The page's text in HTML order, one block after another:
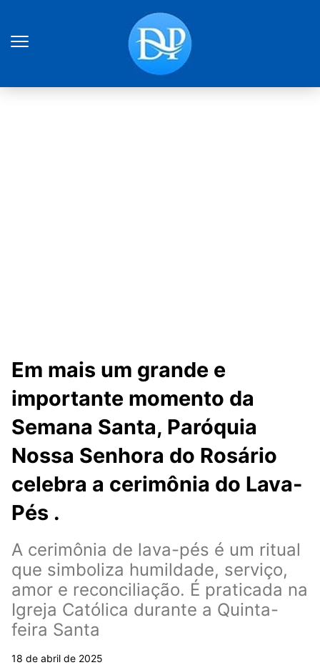
Em mais um grande e
importante momento da
Semana Santa, Paróquia
Nossa Senhora do Rosário
celebra a cerimônia do Lava-
Pés .
A cerimônia de lava-pés é um ritual
que simboliza humildade, serviço,
amor e reconciliação. É praticada na
Igreja Católica durante a Quinta-
feira Santa
18 de abril de 2025